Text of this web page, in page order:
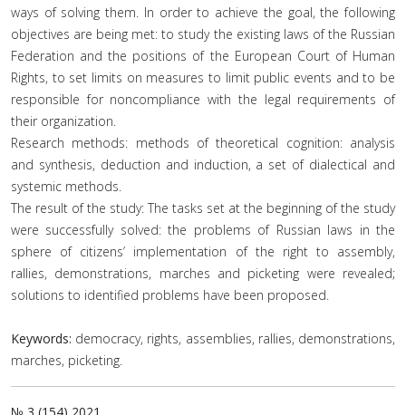
ways of solving them. In order to achieve the goal, the following
objectives are being met: to study the existing laws of the Russian
Federation and the positions of the European Court of Human
Rights, to set limits on measures to limit public events and to be
responsible for noncompliance with the legal requirements of
their organization.
Research methods: methods of theoretical cognition: analysis
and synthesis, deduction and induction, a set of dialectical and
systemic methods.
The result of the study: The tasks set at the beginning of the study
were successfully solved: the problems of Russian laws in the
sphere of citizens’ implementation of the right to assembly,
rallies, demonstrations, marches and picketing were revealed;
solutions to identified problems have been proposed.
Keywords: democracy, rights, assemblies, rallies, demonstrations,
marches, picketing.